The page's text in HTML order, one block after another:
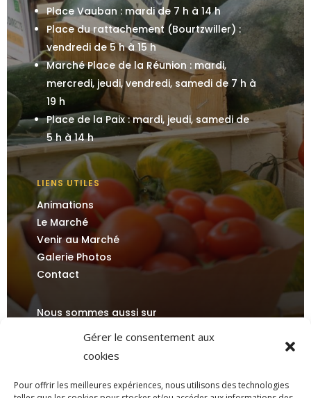
Gérer le consentement aux
cookies
Pour offrir les meilleures expériences, nous utilisons des technologies
Place Vauban : mardi de 7 h à 14 h
Place du rattachement (Bourtzwiller) :
vendredi de 5 h à 15 h
Marché Place de la Réunion : mardi,
mercredi, jeudi, vendredi, samedi de 7 h à
19 h
Place de la Paix : mardi, jeudi, samedi de
5 h à 14 h
LIENS UTILES
Animations
Le Marché
Venir au Marché
Galerie Photos
Contact
Nous sommes aussi sur